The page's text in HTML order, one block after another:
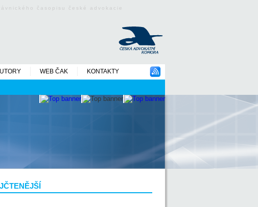
časopisu české advokacie
WEB ČAK KONTAKTY